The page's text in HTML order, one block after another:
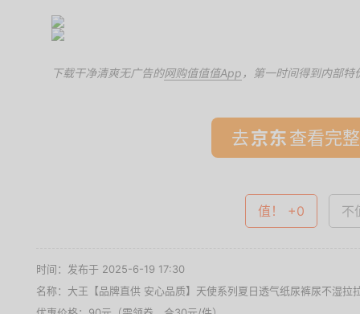
下载干净清爽无广告的网购值值值App ，第一时间得到内部特
去 查看完
值！ +0 不
时间：发布于 2025-6-19 17:30
名称： 大王【品牌直供 安心品质】天使系列夏日透气纸尿裤尿不湿